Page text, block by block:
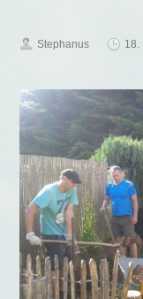
Stephanus 18.